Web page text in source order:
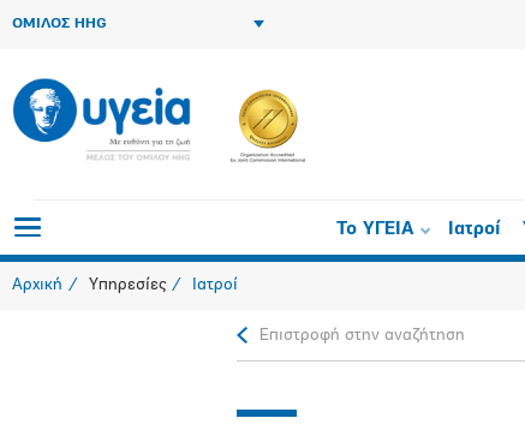
ΟΜΙΛΟΣ HHG
Το ΥΓΕΙΑ Ιατροί
Αρχική Υπηρεσίες Ιατροί
Επιστροφή στην αναζήτηση